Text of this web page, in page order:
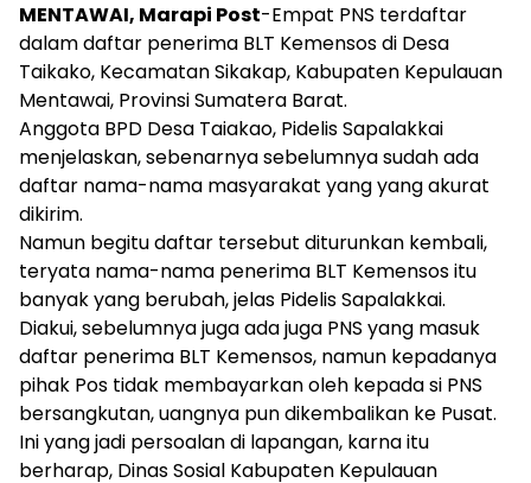
MENTAWAI, Marapi Post-Empat PNS terdaftar
dalam daftar penerima BLT Kemensos di Desa
Taikako, Kecamatan Sikakap, Kabupaten Kepulauan
Mentawai, Provinsi Sumatera Barat.
Anggota BPD Desa Taiakao, Pidelis Sapalakkai
menjelaskan, sebenarnya sebelumnya sudah ada
daftar nama-nama masyarakat yang yang akurat
dikirim.
Namun begitu daftar tersebut diturunkan kembali,
teryata nama-nama penerima BLT Kemensos itu
banyak yang berubah, jelas Pidelis Sapalakkai.
Diakui, sebelumnya juga ada juga PNS yang masuk
daftar penerima BLT Kemensos, namun kepadanya
pihak Pos tidak membayarkan oleh kepada si PNS
bersangkutan, uangnya pun dikembalikan ke Pusat.
Ini yang jadi persoalan di lapangan, karna itu
berharap, Dinas Sosial Kabupaten Kepulauan